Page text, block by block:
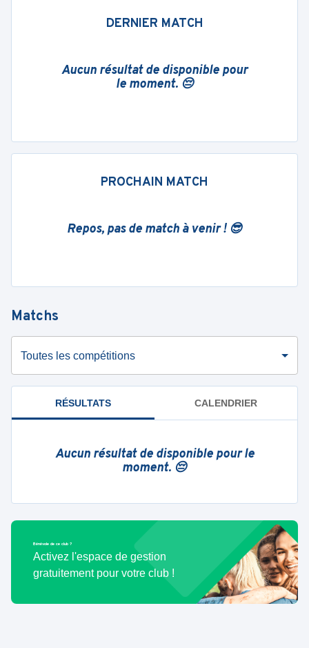
DERNIER MATCH
Aucun résultat de disponible pour
le moment. 😔
PROCHAIN MATCH
Repos, pas de match à venir ! 😎
Matchs
Toutes les compétitions
RÉSULTATS CALENDRIER
Aucun résultat de disponible pour le
moment. 😔
Bénévole de ce club ?
Activez l'espace de gestion
gratuitement pour votre club !